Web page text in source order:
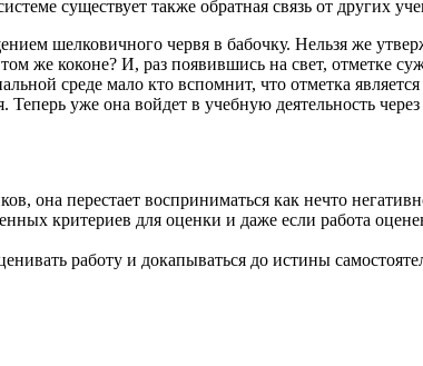
существует также обратная связь от других
шелковичного червя в бабочку. Нельзя же
же коконе? И, раз появившись на свет, отметке
среде мало кто вспомнит, что отметка
уже она войдет в учебную деятельность
она перестает восприниматься как нечто
критериев для оценки и даже если работа
работу и докапываться до истины